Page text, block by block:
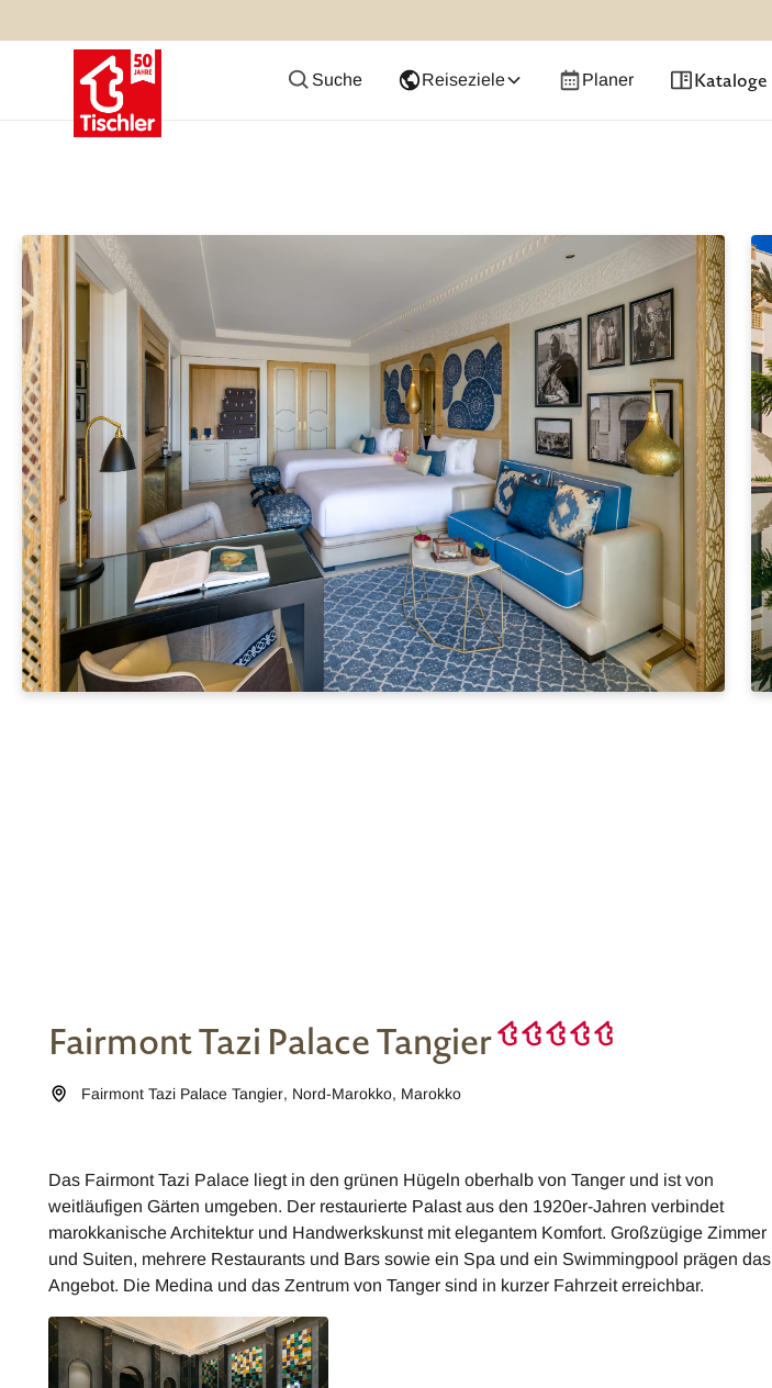
Suche Reiseziele Planer Kataloge
Fairmont Tazi Palace Tangier
Fairmont Tazi Palace Tangier, Nord-Marokko, Marokko
Das Fairmont Tazi Palace liegt in den grünen Hügeln oberhalb von Tanger und ist von
weitläufigen Gärten umgeben. Der restaurierte Palast aus den 1920er-Jahren verbindet
marokkanische Architektur und Handwerkskunst mit elegantem Komfort. Großzügige Zimmer
und Suiten, mehrere Restaurants und Bars sowie ein Spa und ein Swimmingpool prägen das
Angebot. Die Medina und das Zentrum von Tanger sind in kurzer Fahrzeit erreichbar.